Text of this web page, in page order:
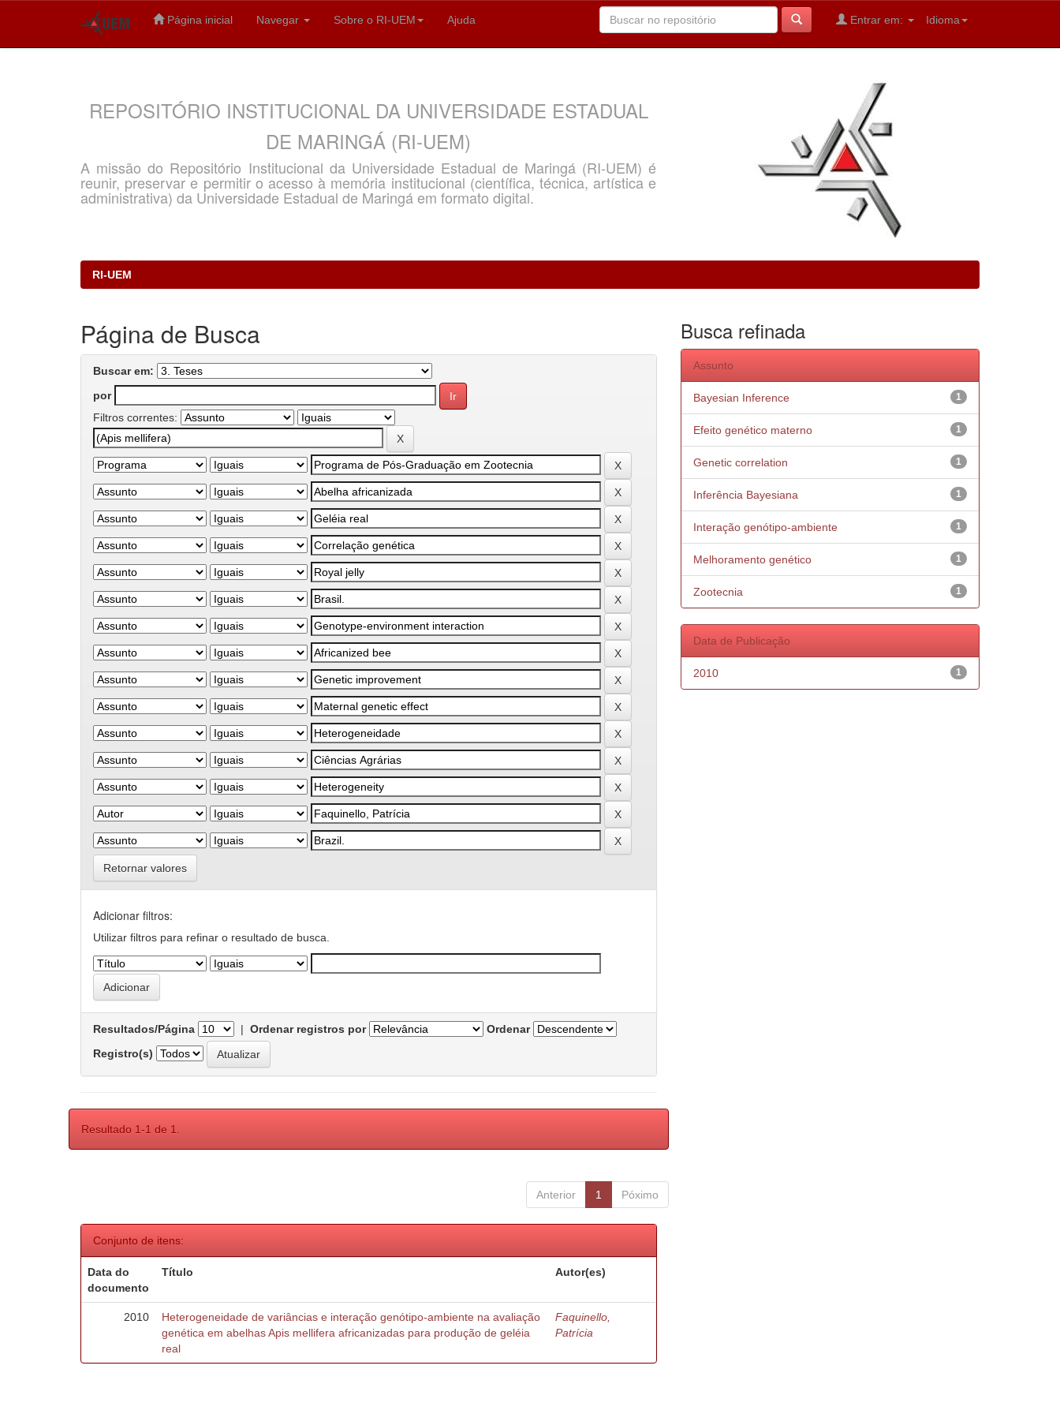
Página inicial Navegar Sobre o RI-UEM Ajuda Idioma
Entrar em:
REPOSITÓRIO INSTITUCIONAL DA UNIVERSIDADE ESTADUAL
DE MARINGÁ (RI-UEM)
A missão do Repositório Institucional da Universidade Estadual de Maringá (RI-UEM) é
reunir, preservar e permitir o acesso à memória institucional (científica, técnica, artística e
administrativa) da Universidade Estadual de Maringá em formato digital.
RI-UEM
Página de Busca
Buscar em:
por
Filtros correntes:
Retornar valores
Adicionar filtros:
Utilizar filtros para refinar o resultado de busca.
Resultados/Página | Ordenar registros por
Ordenar
Registro(s)
Resultado 1-1 de 1.
Anterior 1 Póximo
Conjunto de itens:
Data do
documento
Título Autor(es)
2010
Heterogeneidade de variâncias e interação genótipo-ambiente na avaliação
genética em abelhas Apis mellifera africanizadas para produção de geléia
real
Faquinello,
Patrícia
Busca refinada
Assunto
1
Bayesian Inference
1
Efeito genético materno
1
Genetic correlation
1
Inferência Bayesiana
1
Interação genótipo-ambiente
1
Melhoramento genético
1
Zootecnia
Data de Publicação
1
2010